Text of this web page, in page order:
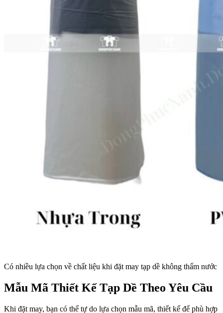
Có nhiều lựa chọn về chất liệu khi đặt may tạp dề không thấm nước
Mẫu Mã Thiết Kế Tạp Dề Theo Yêu Cầu
Khi đặt may, bạn có thể tự do lựa chọn mẫu mã, thiết kế để phù hợp